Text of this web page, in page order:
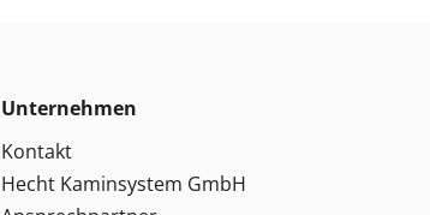
Unternehmen
Kontakt
Hecht Kaminsystem GmbH